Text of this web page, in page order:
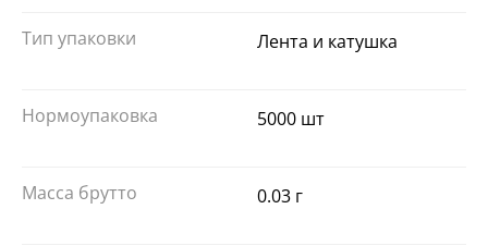
Тип упаковки Лента и катушка
Нормоупаковка 5000 шт
Масса брутто 0.03 г